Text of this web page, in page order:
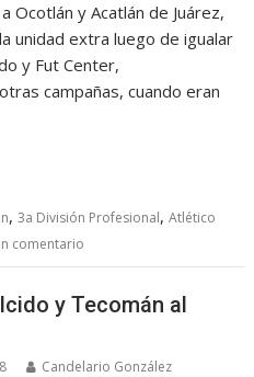
Ocotlán y Acatlán de Juárez,
unidad extra luego de igualar
y Fut Center,
campañas, cuando eran
,3a División Profesional,Atlético
comentario
y Tecomán al
Candelario González